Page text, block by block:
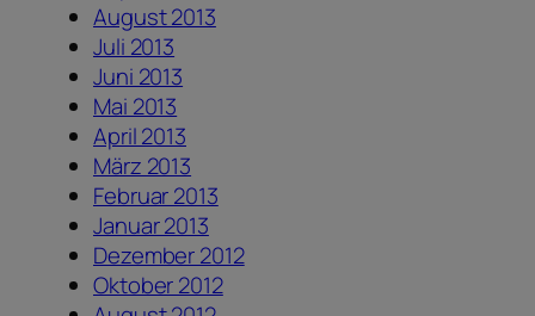
August 2013
Juli 2013
Juni 2013
Mai 2013
April 2013
März 2013
Februar 2013
Januar 2013
Dezember 2012
Oktober 2012